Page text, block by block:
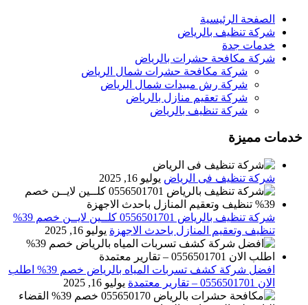
الصفحة الرئيسية
شركة تنظيف بالرياض
خدمات جدة
شركة مكافحة حشرات بالرياض
شركة مكافحة حشرات شمال الرياض
شركة رش مبيدات شمال الرياض
شركة تعقيم منازل بالرياض
شركة تنظيف بالرياض
خدمات مميزة
شركة تنظيف فى الرياض يوليو 16, 2025
شركة تنظيف بالرياض 0556501701 كلــين لايــن خصم 39%
تنظيف وتعقيم المنازل باحدث الاجهزة يوليو 16, 2025
افضل شركة كشف تسربات المياه بالرياض خصم 39% اطلب
الان 0556501701‬‏ – تقارير معتمدة
يوليو 16, 2025